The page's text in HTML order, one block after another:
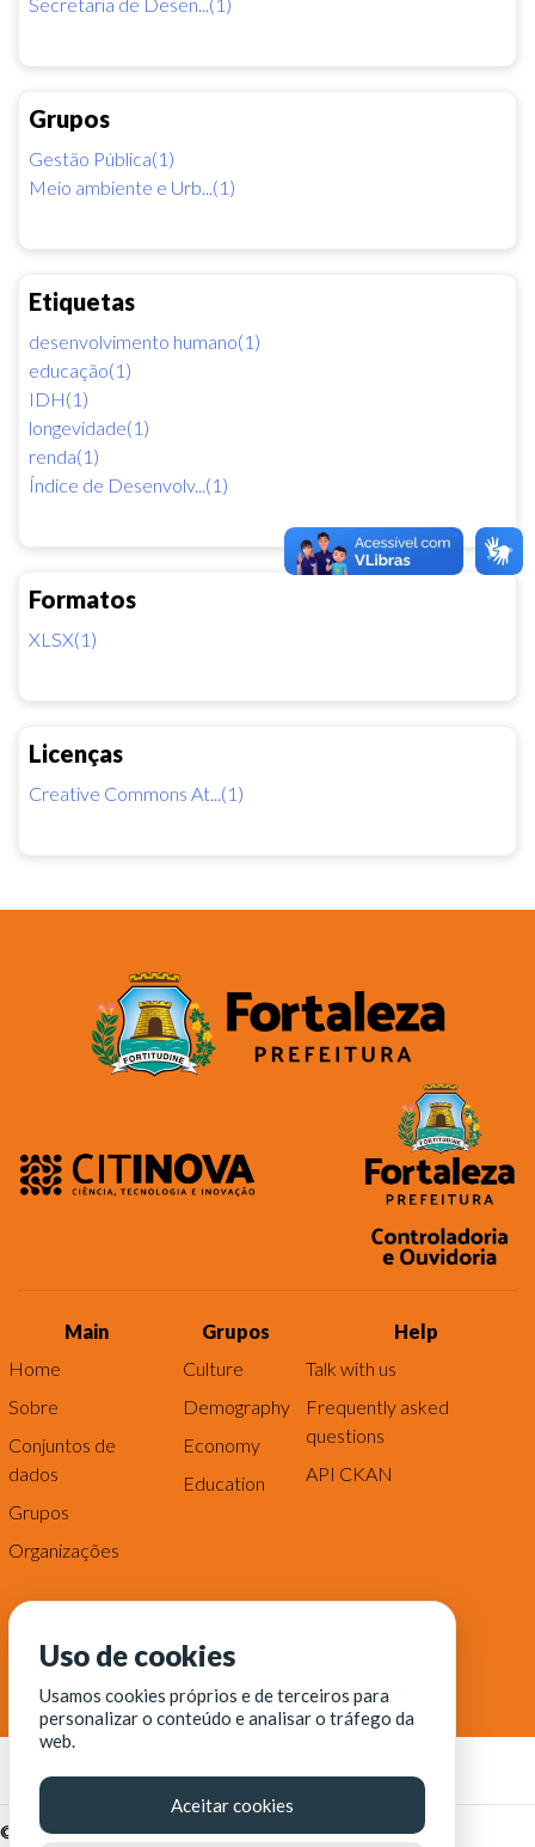
Grupos
Gestão Pública(1)
Meio ambiente e Urb...(1)
Etiquetas
desenvolvimento humano(1)
educação(1)
IDH(1)
longevidade(1)
renda(1)
Índice de Desenvolv...(1)
Formatos
XLSX(1)
Licenças
Creative Commons At...(1)
Main
Home
Sobre
Conjuntos de
dados
Grupos
Organizações
Grupos
Culture
Demography
Economy
Education
Help
Talk with us
Frequently asked
questions
API CKAN
© Fortaleza Digital || CITINOVA - Fundação de Ciência,
Uso de cookies
Usamos cookies próprios e de terceiros para
personalizar o conteúdo e analisar o tráfego da
web.
Aceitar cookies